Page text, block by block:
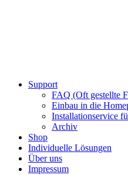
Support
FAQ (Oft gestellte
Einbau in die
Installationservice
Archiv
Shop
Individuelle Lösungen
Über uns
Impressum